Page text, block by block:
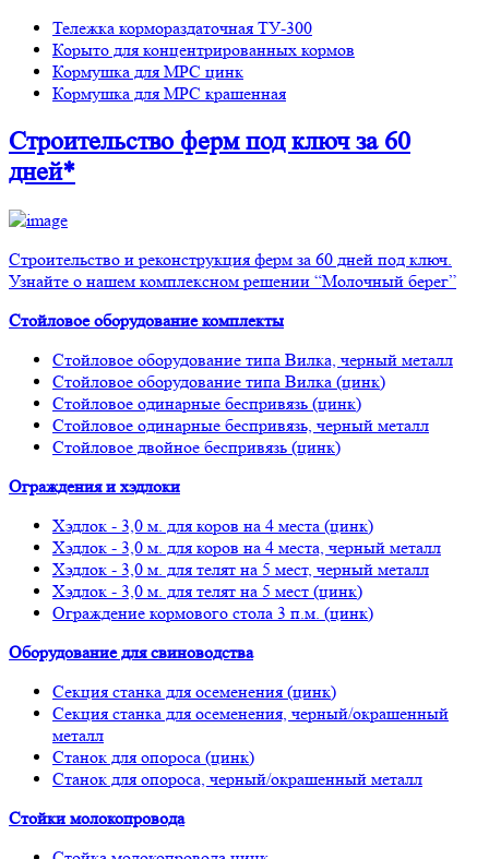
Тележка кормораздаточная ТУ-300
Корыто для концентрированных кормов
Кормушка для МРС цинк
Кормушка для МРС крашенная
Строительство фермпод ключ за 60
дней*
Строительство и реконструкция ферм за 60 дней под ключ.
Узнайте о нашем комплексном решении “Молочный берег”
Стойловое оборудование комплекты
Стойловое оборудование типа Вилка, черный металл
Стойловое оборудование типа Вилка (цинк)
Стойловое одинарные беспривязь (цинк)
Стойловое одинарные беспривязь, черный металл
Стойловое двойное беспривязь (цинк)
Ограждения и хэдлоки
Хэдлок - 3,0 м. для коров на 4 места (цинк)
Хэдлок - 3,0 м. для коров на 4 места, черный металл
Хэдлок - 3,0 м. для телят на 5 мест, черный металл
Хэдлок - 3,0 м. для телят на 5 мест (цинк)
Ограждение кормового стола 3 п.м. (цинк)
Оборудование для свиноводства
Секция станка для осеменения (цинк)
Секция станка для осеменения, черный/окрашенный
металл
Станок для опороса (цинк)
Станок для опороса, черный/окрашенный металл
Стойки молокопровода